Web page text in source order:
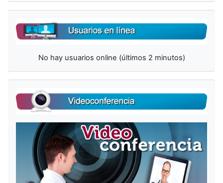
No hay usuarios online (últimos 2 minutos)